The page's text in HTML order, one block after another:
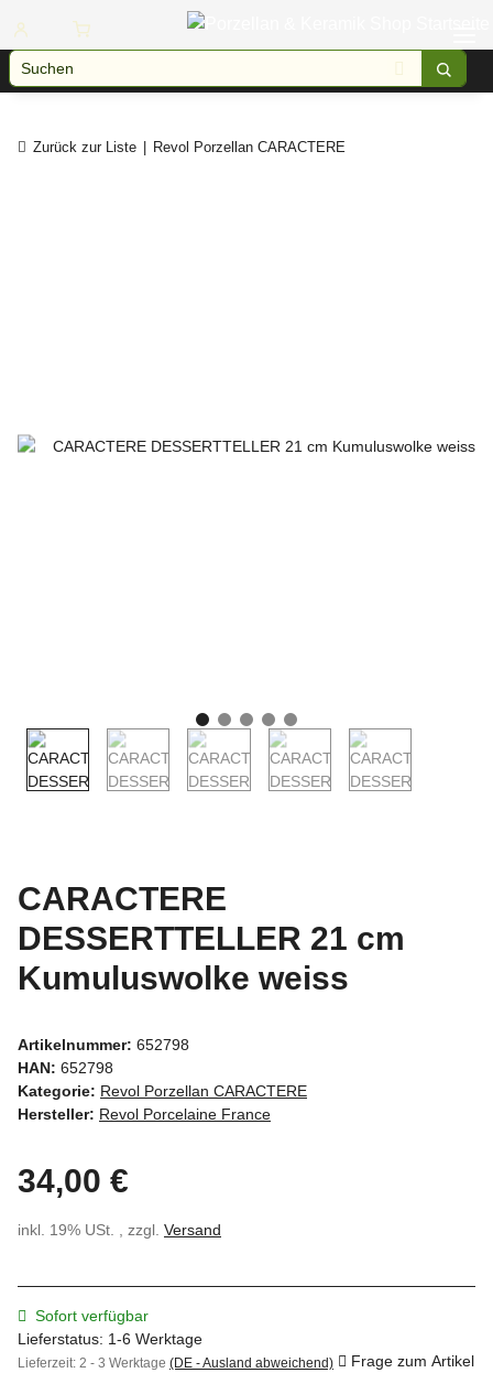
Zurück zur Liste Revol Porzellan CARACTERE
CARACTERE
DESSERTTELLER 21 cm
Kumuluswolke weiss
Artikelnummer: 652798
HAN: 652798
Kategorie: Revol Porzellan CARACTERE
Hersteller: Revol Porcelaine France
34,00 €
inkl. 19% USt. , zzgl. Versand
Sofort verfügbar
Lieferstatus: 1-6 Werktage
Lieferzeit: 2 - 3 Werktage (DE - Ausland abweichend) Frage zum Artikel